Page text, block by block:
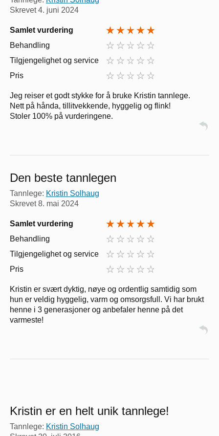
Skrevet4. juni 2024
Samlet vurdering
Behandling
Tilgjengelighet og service
Pris
Jeg reiser et godt stykke for å bruke Kristin tannlege.
Nett på hånda, tillitvekkende, hyggelig og flink!
Stoler 100% på vurderingene.
Den beste tannlegen
Tannlege: Kristin Solhaug
Skrevet8. mai 2024
Samlet vurdering
Behandling
Tilgjengelighet og service
Pris
Kristin er svært dyktig, nøye og ordentlig samtidig som
hun er veldig hyggelig, varm og omsorgsfull. Vi har brukt
henne i 3 generasjoner og anbefaler henne på det
varmeste!
Kristin er en helt unik tannlege!
Tannlege: Kristin Solhaug